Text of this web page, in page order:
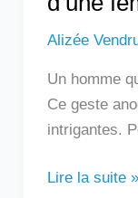
Alizée
Un homme
Ce geste
intrigantes.
Lire la suite »